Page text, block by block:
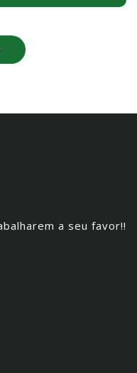
a seu favor!!